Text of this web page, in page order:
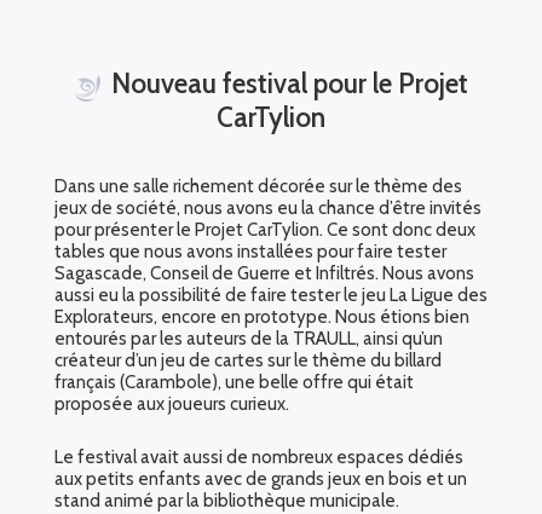
Nouveau festival pour le Projet
CarTylion
Dans une salle richement décorée sur le thème des
jeux de société, nous avons eu la chance d’être invités
pour présenter le Projet CarTylion. Ce sont donc deux
tables que nous avons installées pour faire tester
Sagascade, Conseil de Guerre et Infiltrés. Nous avons
aussi eu la possibilité de faire tester le jeu La Ligue des
Explorateurs, encore en prototype. Nous étions bien
entourés par les auteurs de la TRAULL, ainsi qu’un
créateur d’un jeu de cartes sur le thème du billard
français (Carambole), une belle offre qui était
proposée aux joueurs curieux.
Le festival avait aussi de nombreux espaces dédiés
aux petits enfants avec de grands jeux en bois et un
stand animé par la bibliothèque municipale.